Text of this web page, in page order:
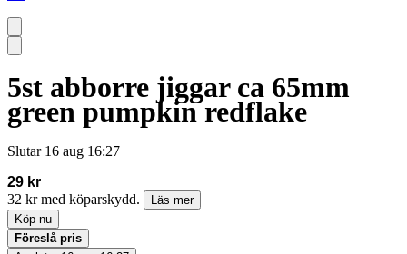
5st abborre jiggar ca 65mm
green pumpkin redflake
Slutar 16 aug 16:27
29 kr
32 kr med köparskydd.
Läs mer
Köp nu
Föreslå pris